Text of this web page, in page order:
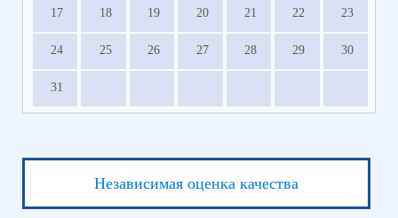
17 18 19 20 21 22 23
24 25 26 27 28 29 30
31
Независимая оценка качества